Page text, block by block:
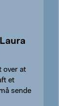
over at
et
sende